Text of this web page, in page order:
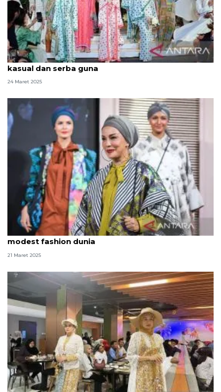
Janna & Manda sebut tren busana Lebaran bersifat
kasual dan serba guna
24 Maret 2025
Ramadan Runway 2025 upaya Indonesia jadi pusat
modest fashion dunia
21 Maret 2025